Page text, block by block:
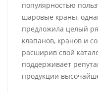
популярностью
шаровые краны,
предложила целый
клапанов, кранов и
расширив свой
поддерживает
продукции